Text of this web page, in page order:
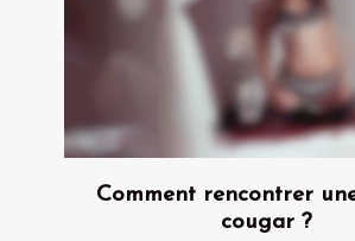
Comment rencontrer
cougar ?